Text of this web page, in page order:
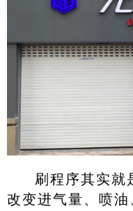
刷程序其实就
改变进气量、喷